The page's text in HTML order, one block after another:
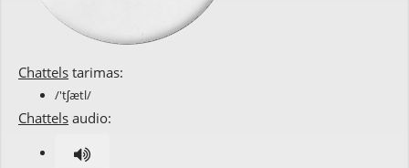
Chattels tarimas:
/'tʃætl/
Chattels audio: